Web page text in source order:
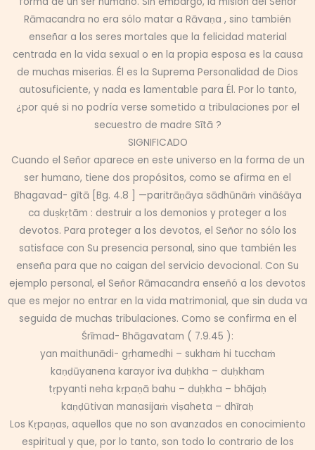
Rāmacandra no era sólo matar a Rāvaṇa , sino también
enseñar a los seres mortales que la felicidad material
centrada en la vida sexual o en la propia esposa es la causa
de muchas miserias. Él es la Suprema Personalidad de Dios
autosuficiente, y nada es lamentable para Él. Por lo tanto,
¿por qué si no podría verse sometido a tribulaciones por el
secuestro de madre Sītā ?
SIGNIFICADO
Cuando el Señor aparece en este universo en la forma de un
ser humano, tiene dos propósitos, como se afirma en el
Bhagavad- gītā [Bg. 4.8 ] —paritrāṇāya sādhūnāṁ vināśāya
ca duṣkṛtām : destruir a los demonios y proteger a los
devotos. Para proteger a los devotos, el Señor no sólo los
satisface con Su presencia personal, sino que también les
enseña para que no caigan del servicio devocional. Con Su
ejemplo personal, el Señor Rāmacandra enseñó a los devotos
que es mejor no entrar en la vida matrimonial, que sin duda va
seguida de muchas tribulaciones. Como se confirma en el
Śrīmad- Bhāgavatam ( 7.9.45 ):
yan maithunādi- gṛhamedhi – sukhaṁ hi tucchaṁ
kaṇḍūyanena karayor iva duḥkha – duḥkham
tṛpyanti neha kṛpaṇā bahu – duḥkha – bhājaḥ
kaṇḍūtivan manasijaṁ viṣaheta – dhīraḥ
Los Kṛpaṇas, aquellos que no son avanzados en conocimiento
espiritual y que, por lo tanto, son todo lo contrario de los